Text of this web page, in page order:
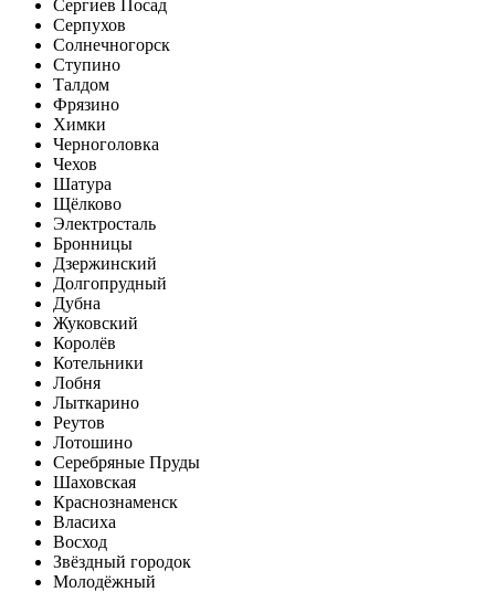
Сергиев Посад
Серпухов
Солнечногорск
Ступино
Талдом
Фрязино
Химки
Черноголовка
Чехов
Шатура
Щёлково
Электросталь
Бронницы
Дзержинский
Долгопрудный
Дубна
Жуковский
Королёв
Котельники
Лобня
Лыткарино
Реутов
Лотошино
Серебряные Пруды
Шаховская
Краснознаменск
Власиха
Восход
Звёздный городок
Молодёжный